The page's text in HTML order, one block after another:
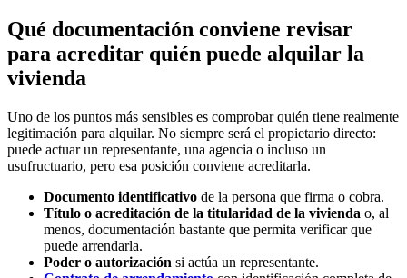
Qué documentación conviene revisar
para acreditar quién puede alquilar la
vivienda
Uno de los puntos más sensibles es comprobar quién tiene realmente
legitimación para alquilar. No siempre será el propietario directo:
puede actuar un representante, una agencia o incluso un
usufructuario, pero esa posición conviene acreditarla.
Documento identificativo de la persona que firma o cobra.
Título o acreditación de la titularidad de la vivienda o, al
menos, documentación bastante que permita verificar que
puede arrendarla.
Poder o autorización si actúa un representante.